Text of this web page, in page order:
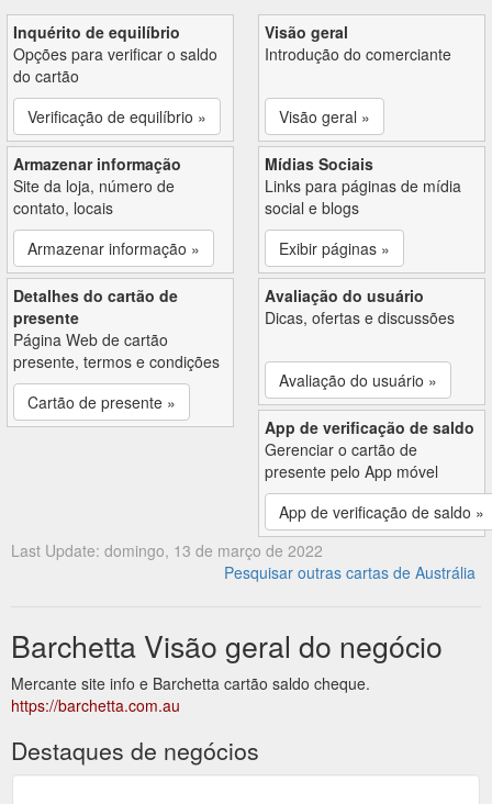
Inquérito de equilíbrio
Opções para verificar o saldo
do cartão
Verificação de equilíbrio »
Visão geral
Introdução do comerciante
Visão geral »
Armazenar informação
Site da loja, número de
contato, locais
Armazenar informação »
Mídias Sociais
Links para páginas de mídia
social e blogs
Exibir páginas »
Detalhes do cartão de
presente
Página Web de cartão
presente, termos e condições
Cartão de presente »
Avaliação do usuário
Dicas, ofertas e discussões
Avaliação do usuário »
App de verificação de saldo
Gerenciar o cartão de
presente pelo App móvel
App de verificação de saldo »
Last Update: domingo, 13 de março de 2022
Pesquisar outras cartas de Austrália
Barchetta Visão geral do negócio
Mercante site info e Barchetta cartão saldo cheque.
https://barchetta.com.au
Destaques de negócios